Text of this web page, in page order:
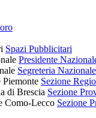
Spazi Pubblicitari
Presidente
Segreteria Nazionale
Piemonte Sezione
di Brescia Sezione
Como-Lecco Sezione